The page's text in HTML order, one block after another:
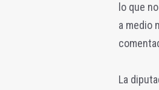
lo que
a medio
La